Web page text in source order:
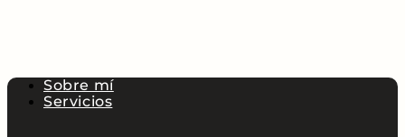
Sobre mí
Servicios